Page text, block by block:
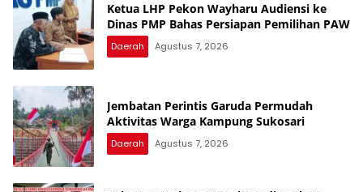
Ketua LHP Pekon Wayharu Audiensi ke
Dinas PMP Bahas Persiapan Pemilihan PAW
Daerah Agustus 7, 2026
Jembatan Perintis Garuda Permudah
Aktivitas Warga Kampung Sukosari
Daerah Agustus 7, 2026